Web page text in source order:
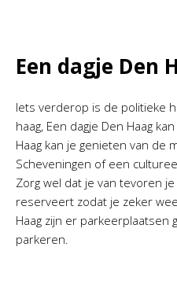
Een dagje Den
Iets verderop is de politieke
haag, Een dagje Den Haag
Haag kan je genieten van de
Scheveningen of een
Zorg wel dat je van tevoren
reserveert zodat je zeker
Haag zijn er parkeerplaatsen
parkeren.